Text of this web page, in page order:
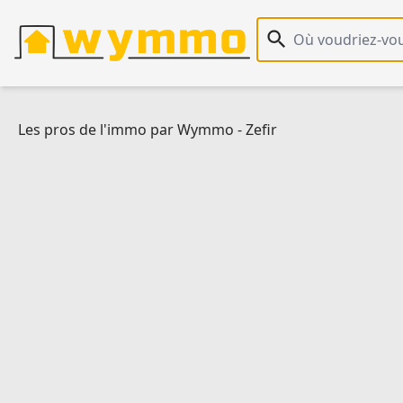
Recherche
Les pros de l'immo par Wymmo -Zefir